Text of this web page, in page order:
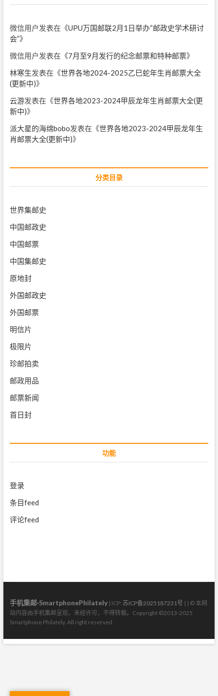
微信用户发表在《UPU万国邮联2月1日举办“邮政史学术研讨
会”》
微信用户发表在《7月至9月发行的纪念邮票和特种邮票》
林寒生发表在《世界各地2024-2025乙巳蛇年生肖邮票大全
(更新中)》
云游发表在《世界各地2023-2024甲辰龙年生肖邮票大全(更
新中)》
派大星的海绵bobo发表在《世界各地2023-2024甲辰龙年生
肖邮票大全(更新中)》
分类目录
世界集邮史
中国邮政史
中国邮票
中国集邮史
原地封
外国邮政史
外国邮票
明信片
极限片
珍邮拍卖
邮政用品
邮票新闻
首日封
功能
登录
条目feed
评论feed
手机集邮·SmartphonePhilately| ICP: 苏ICP备2025187231号 | | © 本网
站内容由手机集邮呈现，未经许可，不得转载。Copyright ©2013-2025
Smartphone Philately. All right reserved